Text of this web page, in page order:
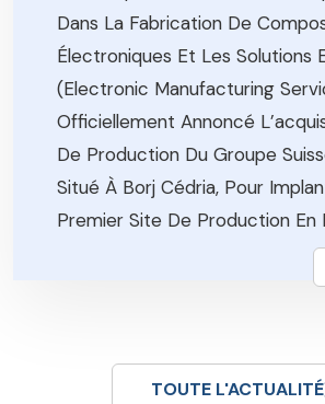
Dans La Fabrication De
Électroniques Et Les Solutions
(Electronic Manufacturing
Officiellement Annoncé
De Production Du Groupe
Situé À Borj Cédria, Pour
Premier Site De Production En
Frontières Allemandes,
De Promotion De
TOUTE L'ACTUALITÉ